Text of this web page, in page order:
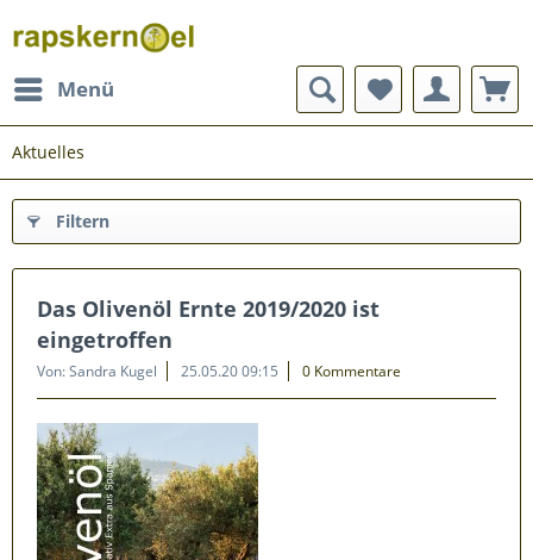
Menü
Aktuelles
Filtern
Das Olivenöl Ernte 2019/2020 ist
eingetroffen
Von: Sandra Kugel 25.05.20 09:15 0 Kommentare